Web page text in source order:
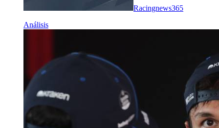
Racingnews365
Análisis